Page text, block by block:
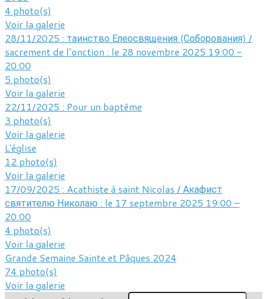
4 photo(s)
Voir la galerie
28/11/2025 : таинство Елеосвящения (Соборования) /
sacrement de l’onction : le 28 novembre 2025 19:00 -
20:00
5 photo(s)
Voir la galerie
22/11/2025 : Pour un baptême
3 photo(s)
Voir la galerie
L'église
12 photo(s)
Voir la galerie
17/09/2025 : Acathiste à saint Nicolas / Акафист
святителю Николаю : le 17 septembre 2025 19:00 –
20:00
4 photo(s)
Voir la galerie
Grande Semaine Sainte et Pâques 2024
74 photo(s)
Voir la galerie